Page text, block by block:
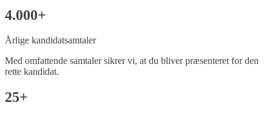
4.000+
Årlige kandidatsamtaler
Med omfattende samtaler sikrer vi, at du bliver præsenteret for den
rette kandidat.
25+